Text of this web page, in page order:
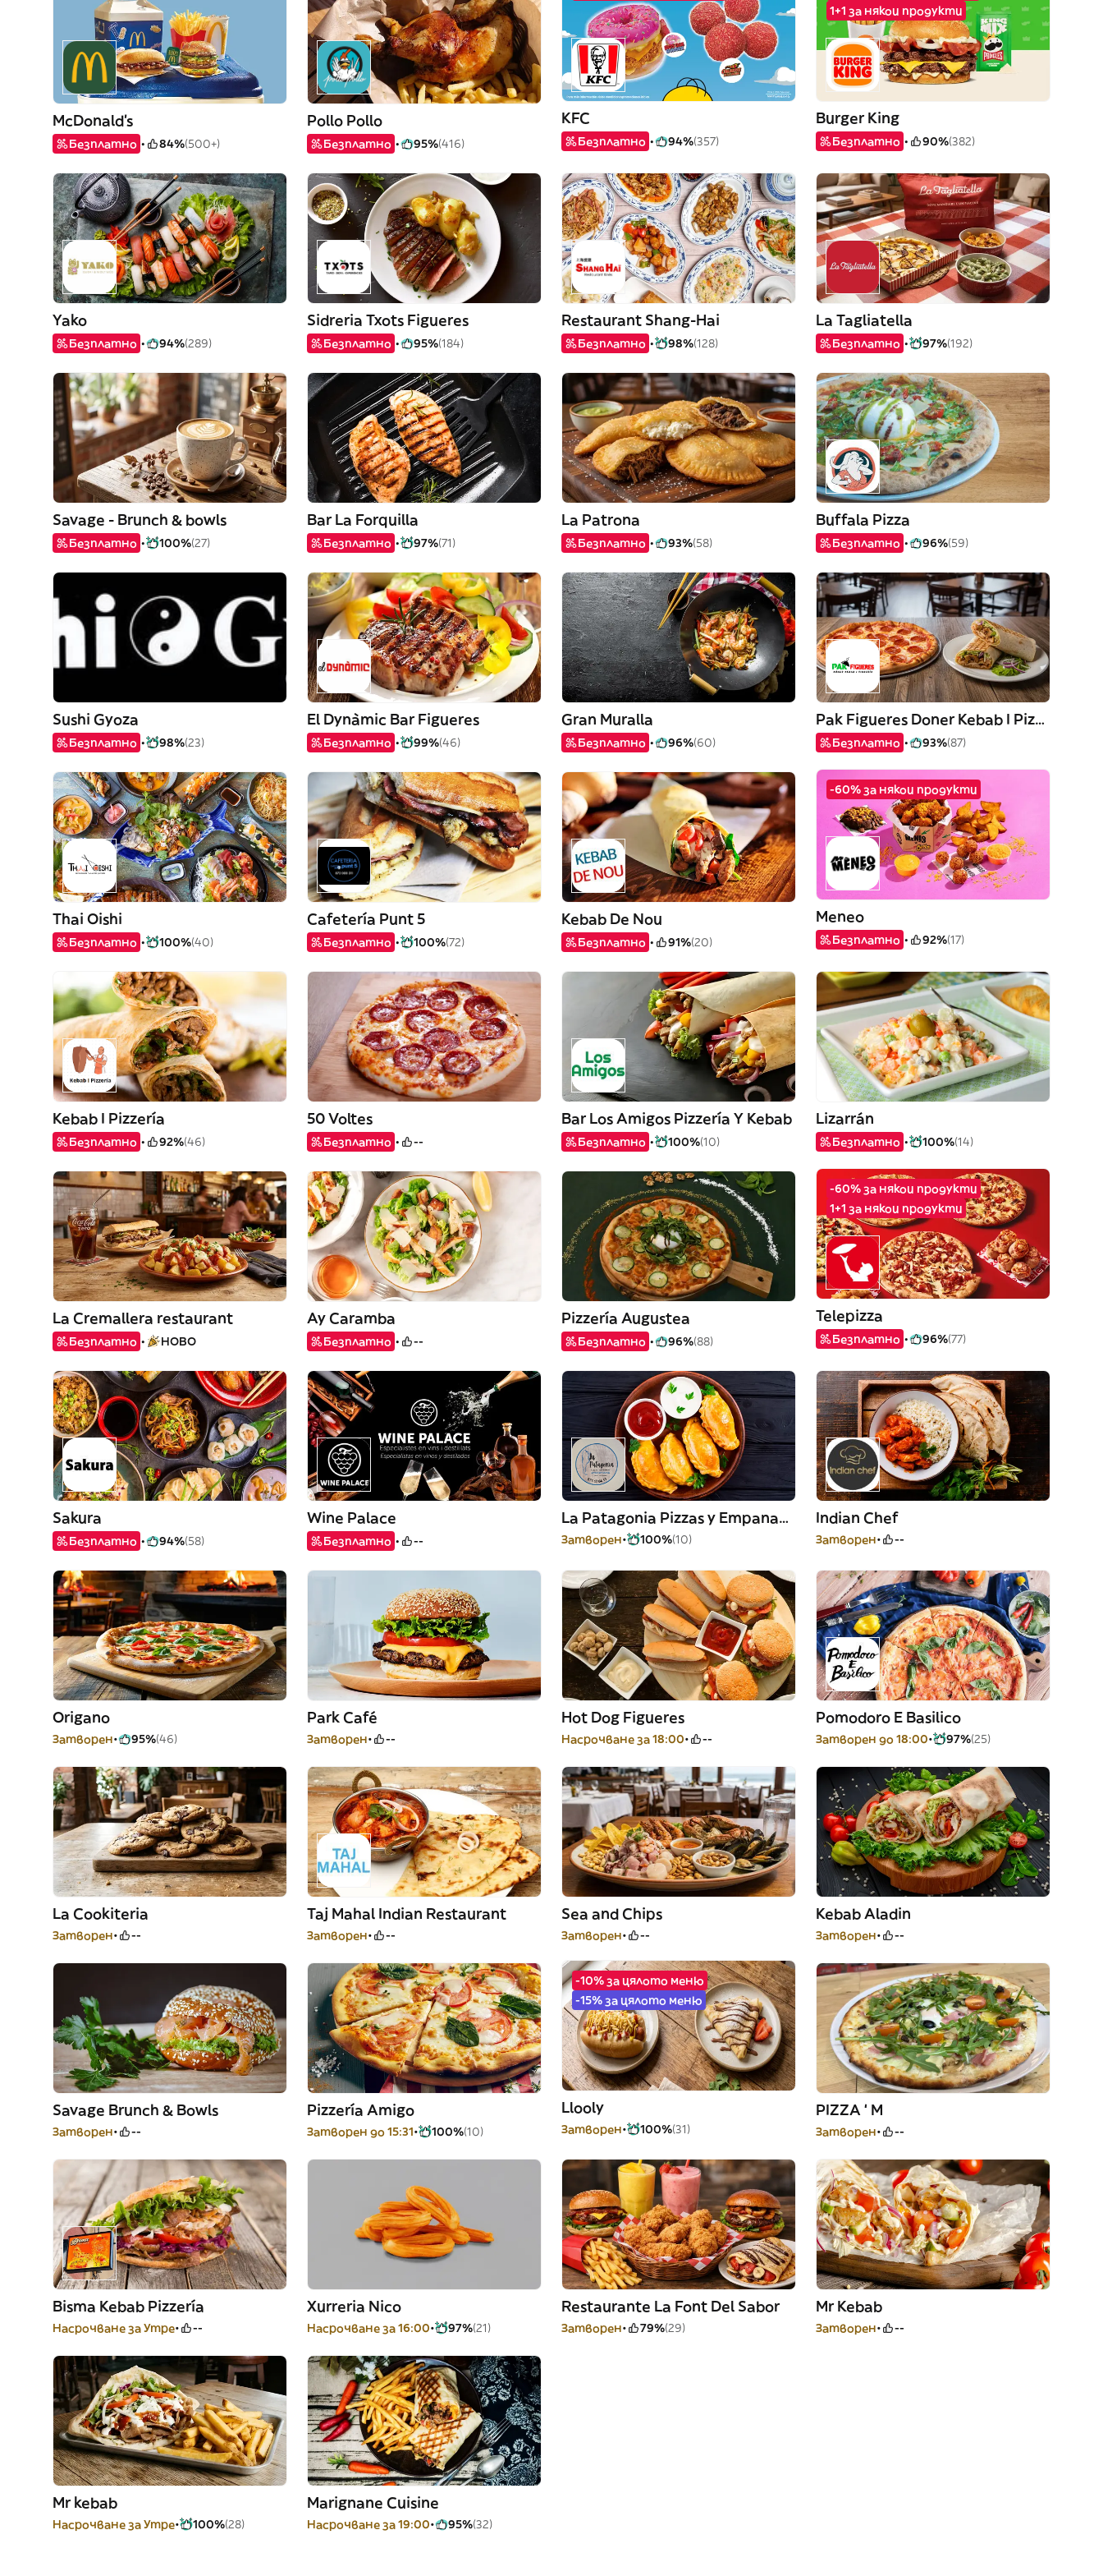
McDonald's
Безплатно 84%(500+)
Pollo Pollo
Безплатно 95%(416)
KFC
Безплатно 94%(357)
1+1 за някои продукти
Burger King
Безплатно 90%(382)
Yako
Безплатно 94%(289)
Sidreria Txots Figueres
Безплатно 95%(184)
Restaurant Shang-Hai
Безплатно 98%(128)
La Tagliatella
Безплатно 97%(192)
Savage - Brunch & bowls
Безплатно 100%(27)
Bar La Forquilla
Безплатно 97%(71)
La Patrona
Безплатно 93%(58)
Buffala Pizza
Безплатно 96%(59)
Sushi Gyoza
Безплатно 98%(23)
El Dynàmic Bar Figueres
Безплатно 99%(46)
Gran Muralla
Безплатно 96%(60)
Pak Figueres Doner Kebab I Pizzería
Безплатно 93%(87)
Thai Oishi
Безплатно 100%(40)
Cafetería Punt 5
Безплатно 100%(72)
Kebab De Nou
Безплатно 91%(20)
-60% за някои продукти
Meneo
Безплатно 92%(17)
Kebab I Pizzería
Безплатно 92%(46)
50 Voltes
Безплатно --
Bar Los Amigos Pizzería Y Kebab
Безплатно 100%(10)
Lizarrán
Безплатно 100%(14)
La Cremallera restaurant
Безплатно НОВО
Ay Caramba
Безплатно --
Pizzería Augustea
Безплатно 96%(88)
-60% за някои продукти
1+1 за някои продукти
Telepizza
Безплатно 96%(77)
Sakura
Безплатно 94%(58)
Wine Palace
Безплатно --
La Patagonia Pizzas y Empanadas
Затворен 100%(10)
Indian Chef
Затворен --
Origano
Затворен 95%(46)
Park Café
Затворен --
Hot Dog Figueres
Насрочване за 18:00 --
Pomodoro E Basilico
Затворен до 18:00 97%(25)
La Cookiteria
Затворен --
Taj Mahal Indian Restaurant
Затворен --
Sea and Chips
Затворен --
Kebab Aladin
Затворен --
Savage Brunch & Bowls
Затворен --
Pizzería Amigo
Затворен до 15:31 100%(10)
-10% за цялото меню
-15% за цялото меню
Llooly
Затворен 100%(31)
PIZZA ‘ M
Затворен --
Bisma Kebab Pizzería
Насрочване за Утре --
Xurreria Nico
Насрочване за 16:00 97%(21)
Restaurante La Font Del Sabor
Затворен 79%(29)
Mr Kebab
Затворен --
Mr kebab
Насрочване за Утре 100%(28)
Marignane Cuisine
Насрочване за 19:00 95%(32)